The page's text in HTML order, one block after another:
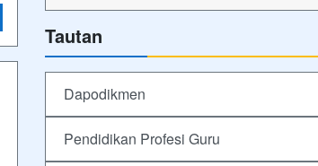
Tautan
Dapodikmen
Pendidikan Profesi Guru